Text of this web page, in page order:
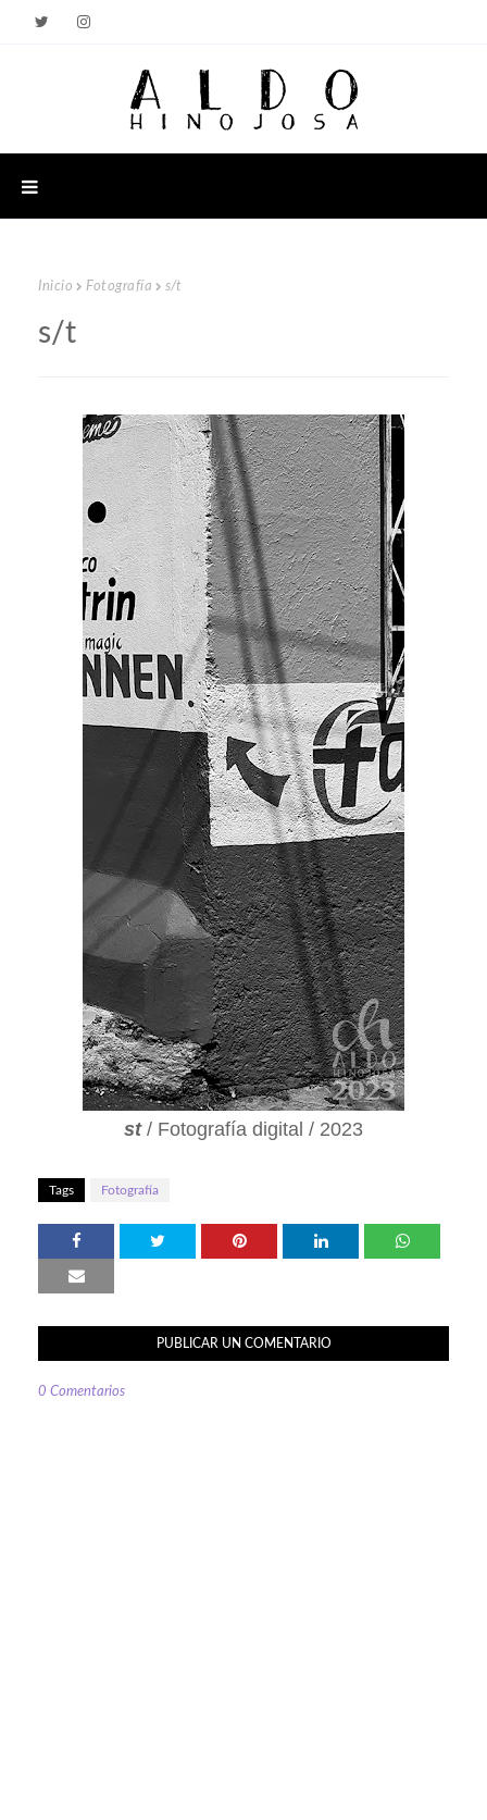
Inicio Fotografía s/t
s/t
st/ Fotografía digital / 2023
Tags Fotografía
PUBLICAR UN COMENTARIO
0 Comentarios